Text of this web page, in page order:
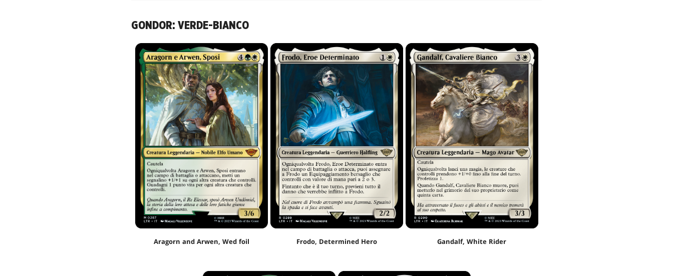
GONDOR: VERDE-BIANCO
Aragorn and Arwen, Wed foil Frodo, Determined Hero Gandalf, White Rider